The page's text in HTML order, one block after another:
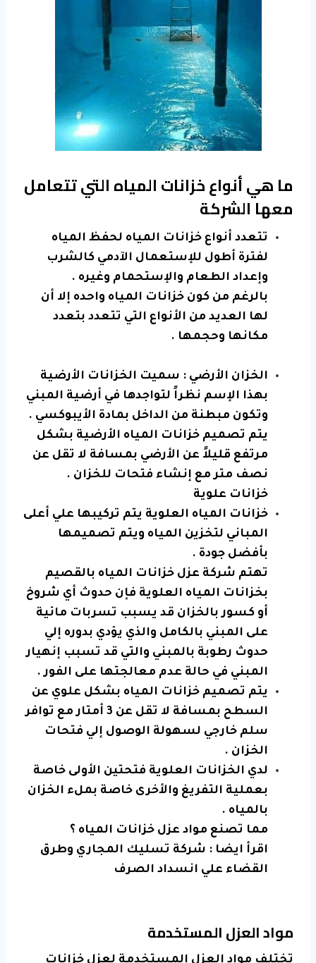
ما هي أنواع خزانات المياه التي تتعامل
معها الشركة
تتعدد أنواع خزانات المياه لحفظ المياه
لفترة أطول للإستعمال الآدمي كالشرب
وإعداد الطعام والإستحمام وغيره .
بالرغم من كون خزانات المياه واحده إلا أن
لها العديد من الأنواع التي تتعدد بتعدد
مكانها وحجمها .
الخزان الأرضي : سميت الخزانات الأرضية
بهذا الإسم نظراً لتواجدها في أرضية المبني
وتكون مبطنة من الداخل بمادة الأيبوكسي .
يتم تصميم خزانات المياه الأرضية بشكل
مرتفع قليلاً عن الأرضي بمسافة لا تقل عن
نصف متر مع إنشاء فتحات للخزان .
خزانات علوية
خزانات المياه العلوية يتم تركيبها علي أعلى
المباني لتخزين المياه ويتم تصميمها
بأفضل جودة .
تهتم شركة عزل خزانات المياه بالقصيم
بخزانات المياه العلوية فإن حدوث أي شروخ
أو كسور بالخزان قد يسبب تسربات مائية
على المبني بالكامل والذي يؤدي بدوره إلي
حدوث رطوبة بالمبني والتي قد تسبب إنهيار
المبني في حالة عدم معالجتها على الفور .
يتم تصميم خزانات المياه بشكل علوي عن
السطح بمسافة لا تقل عن 3 أمتار مع توافر
سلم خارجي لسهولة الوصول إلي فتحات
الخزان .
لدي الخزانات العلوية فتحتين الأولى خاصة
بعملية التفريغ والأخرى خاصة بملء الخزان
بالمياه .
مما تصنع مواد عزل خزانات المياه ؟
اقرأ ايضا : شركة تسليك المجاري وطرق
القضاء علي انسداد الصرف
مواد العزل المستخدمة
تختلف مواد العزل المستخدمة لعزل خزانات